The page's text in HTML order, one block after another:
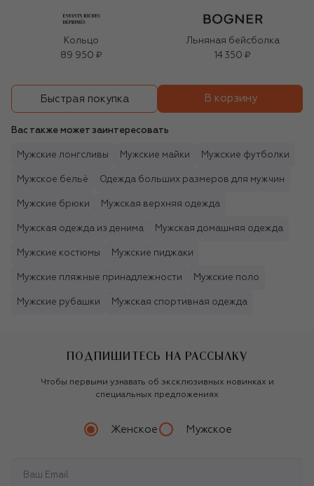
Кольцо
89 950 ₽
Льняная бейсболка
14 350 ₽
Быстрая покупка В корзину
Вас также может заинтересовать
Мужские лонгсливы Мужские майки Мужские футболки
Мужское бельё Одежда больших размеров для мужчин
Мужские брюки Мужская верхняя одежда
Мужская одежда из денима Мужская домашняя одежда
Мужские костюмы Мужские пиджаки
Мужские пляжные принадлежности Мужские поло
Мужские рубашки Мужская спортивная одежда
ПОДПИШИТЕСЬ НА РАССЫЛКУ
Чтобы первыми узнавать об эксклюзивных новинках и
специальных предложениях
Женское Мужское